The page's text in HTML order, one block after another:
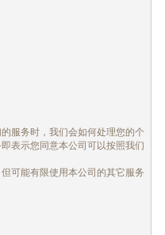
服务时，我们会如何处理您的个
表示您同意本公司可以按照我们
可能有限使用本公司的其它服务